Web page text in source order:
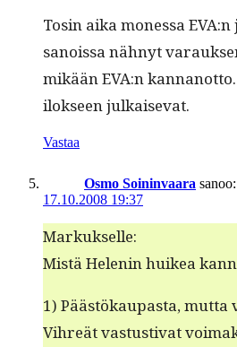
Tosin aika mon­es­sa
sanois­sa näh­nyt
mikään EVA:n
ilok­seen julkaisevat.
Vastaa
Osmo Soininvaara sanoo:
17.10.2008 19:37
Markuk­selle:
Mis­tä Helenin huikea
1) Päästökau­pas­ta, mut­ta
Vihreät vas­tus­ti­vat